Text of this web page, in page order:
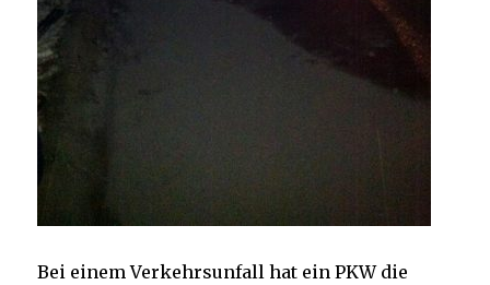
Bei einem Verkehrsunfall hat ein PKW die